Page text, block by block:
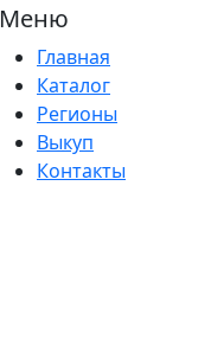
Меню
Главная
Каталог
Регионы
Выкуп
Контакты